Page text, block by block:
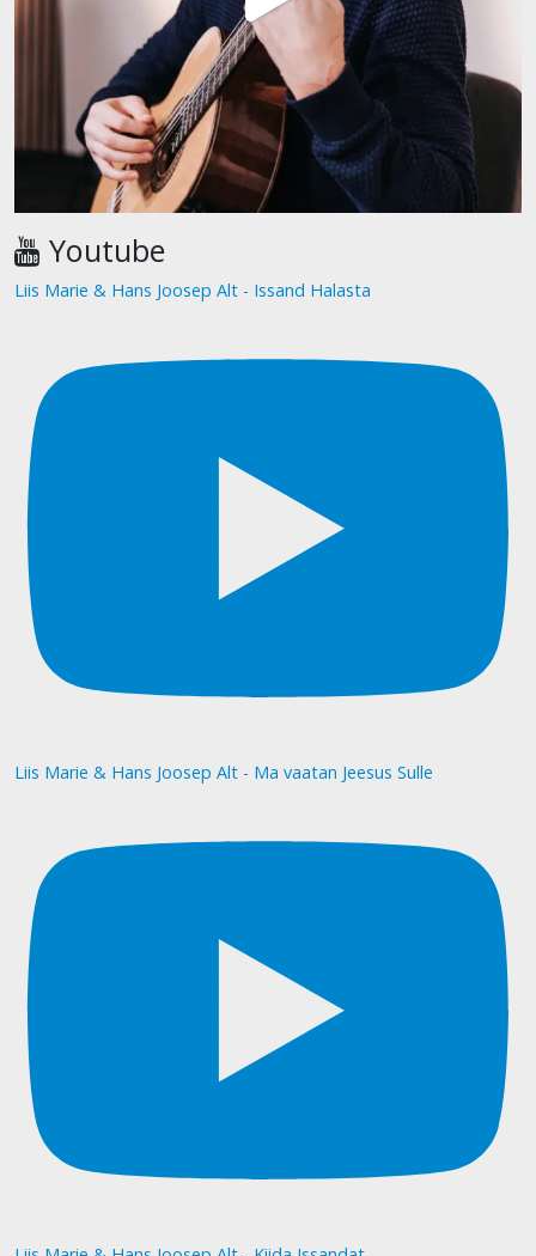
Youtube
Liis Marie & Hans Joosep Alt - Issand Halasta
Liis Marie & Hans Joosep Alt - Ma vaatan Jeesus Sulle